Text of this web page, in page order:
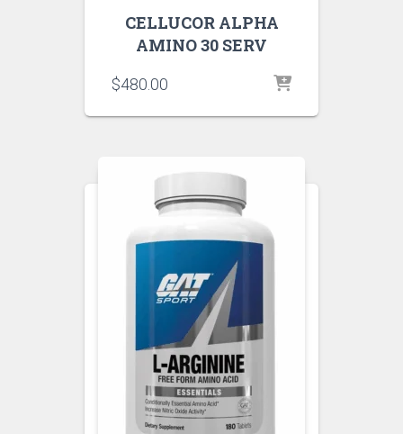
CELLUCOR ALPHA
AMINO 30 SERV
$480.00